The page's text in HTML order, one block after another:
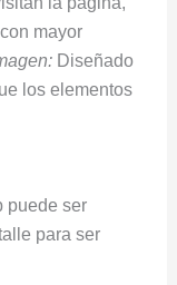
mayor
Diseñado
los elementos
puede ser
para ser